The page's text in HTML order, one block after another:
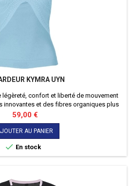
KYMRA UYN
légèreté, confort et liberté de mouvement
innovantes et des fibres organiques plus
responsables.
Prix
59,00 €
AU PANIER
 En stock